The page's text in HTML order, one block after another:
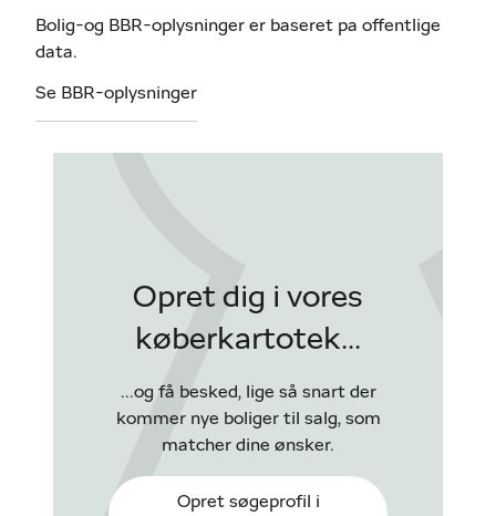
Bolig-og BBR-oplysninger er baseret pa offentlige
data.
Se BBR-oplysninger
Opret dig i vores
køberkartotek...
...og få besked, lige så snart der
kommer nye boliger til salg, som
matcher dine ønsker.
Opret søgeprofil i